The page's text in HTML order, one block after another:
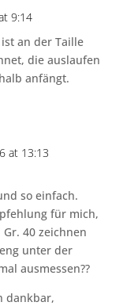
9:14
an der Taille
die auslaufen
anfängt.
at 13:13
so einfach.
für mich,
40 zeichnen
unter der
ausmessen??
dankbar,